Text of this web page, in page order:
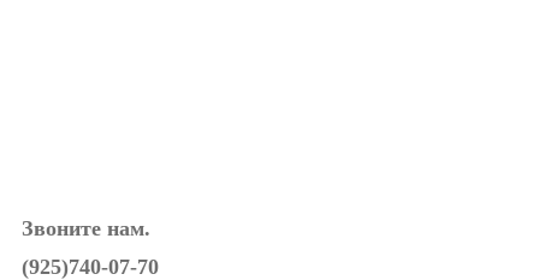
Звоните нам.
(925)740-07-70